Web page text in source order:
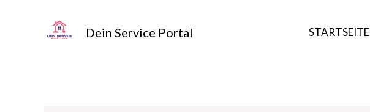
Dein Service Portal STARTSEITE